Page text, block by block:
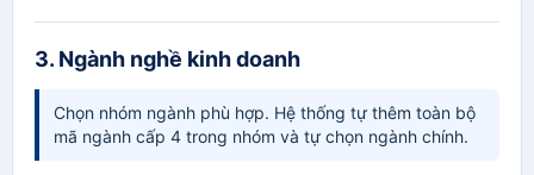
3. Ngành nghề kinh doanh
Chọn nhóm ngành phù hợp. Hệ thống tự thêm toàn bộ
mã ngành cấp 4 trong nhóm và tự chọn ngành chính.